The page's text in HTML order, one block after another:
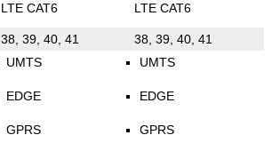
LTE CAT6 LTE CAT6
38, 39, 40, 41 38, 39, 40, 41
UMTS
EDGE
GPRS
UMTS
EDGE
GPRS